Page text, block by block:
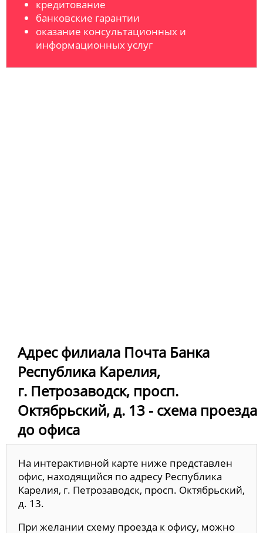
кредитование
банковские гарантии
оказание консультационных и
информационных услуг
Адрес филиала Почта Банка
Республика Карелия,
г. Петрозаводск, просп.
Октябрьский, д. 13 - схема проезда
до офиса
На интерактивной карте ниже представлен
офис, находящийся по адресу Республика
Карелия, г. Петрозаводск, просп. Октябрьский,
д. 13.
При желании схему проезда к офису, можно